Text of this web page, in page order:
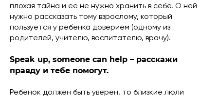
плохая тайна и ее не нужно хранить в себе. О ней
нужно рассказать тому взрослому, который
пользуется у ребенка доверием (одному из
родителей, учителю, воспитателю, врачу).
Speak up, someone can help – расскажи
правду и тебе помогут.
Ребенок должен быть уверен, то близкие люли